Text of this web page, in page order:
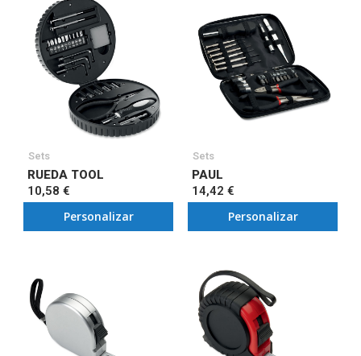
Sets
RUEDA TOOL
10,58 €
Personalizar
Sets
PAUL
14,42 €
Personalizar